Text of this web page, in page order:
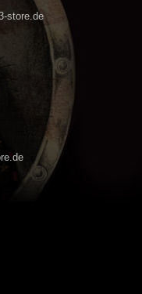
store.de